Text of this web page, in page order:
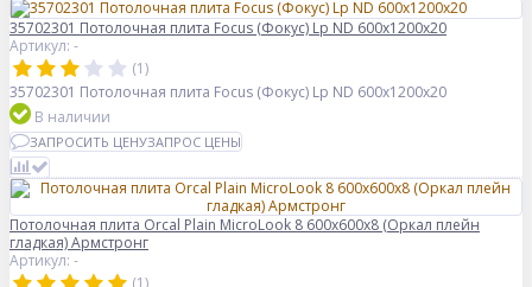
35702301 Потолочная плита Focus (Фокус) Lp ND 600x1200x20
Артикул: -
(1)
35702301 Потолочная плита Focus (Фокус) Lp ND 600x1200x20
В наличии
ЗАПРОСИТЬ ЦЕНУЗАПРОС ЦЕНЫ
Потолочная плита Orcal Plain MicroLook 8 600x600x8 (Оркал плейн
гладкая) Армстронг
Артикул: -